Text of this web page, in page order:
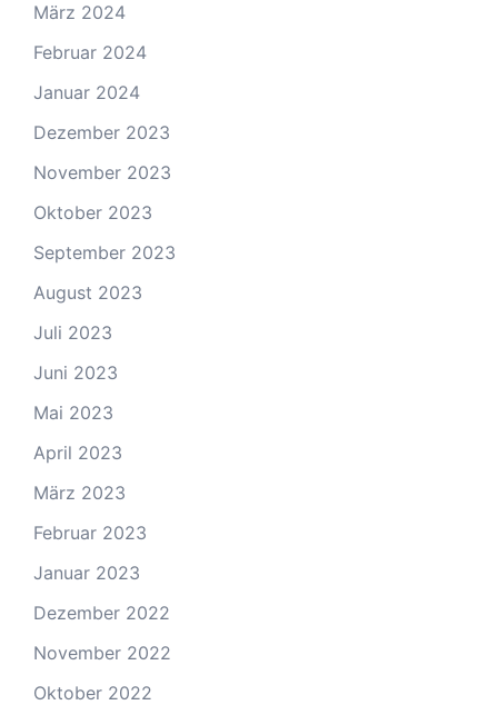
März 2024
Februar 2024
Januar 2024
Dezember 2023
November 2023
Oktober 2023
September 2023
August 2023
Juli 2023
Juni 2023
Mai 2023
April 2023
März 2023
Februar 2023
Januar 2023
Dezember 2022
November 2022
Oktober 2022